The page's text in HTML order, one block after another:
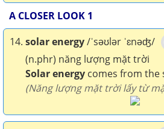
A CLOSER LOOK 1
14. solar energy/ˈsəʊlər ˈɛnəʤ/
(n.phr) năng lượng mặt trời
Solar energy comes from the
(Năng lượng mặt trời lấy từ